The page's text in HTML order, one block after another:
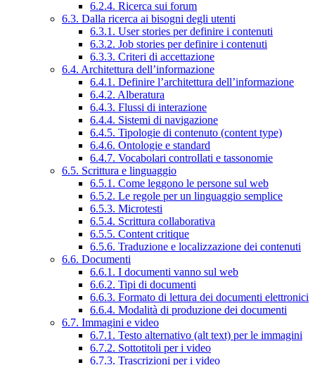
6.2.4. Ricerca sui forum
6.3. Dalla ricerca ai bisogni degli utenti
6.3.1. User stories per definire i contenuti
6.3.2. Job stories per definire i contenuti
6.3.3. Criteri di accettazione
6.4. Architettura dell’informazione
6.4.1. Definire l’architettura dell’informazione
6.4.2. Alberatura
6.4.3. Flussi di interazione
6.4.4. Sistemi di navigazione
6.4.5. Tipologie di contenuto (content type)
6.4.6. Ontologie e standard
6.4.7. Vocabolari controllati e tassonomie
6.5. Scrittura e linguaggio
6.5.1. Come leggono le persone sul web
6.5.2. Le regole per un linguaggio semplice
6.5.3. Microtesti
6.5.4. Scrittura collaborativa
6.5.5. Content critique
6.5.6. Traduzione e localizzazione dei contenuti
6.6. Documenti
6.6.1. I documenti vanno sul web
6.6.2. Tipi di documenti
6.6.3. Formato di lettura dei documenti elettronici
6.6.4. Modalità di produzione dei documenti
6.7. Immagini e video
6.7.1. Testo alternativo (alt text) per le immagini
6.7.2. Sottotitoli per i video
6.7.3. Trascrizioni per i video